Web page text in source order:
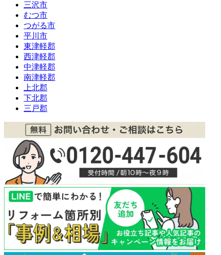
三沢市
むつ市
つがる市
平川市
東津軽郡
西津軽郡
中津軽郡
南津軽郡
上北郡
下北郡
三戸郡